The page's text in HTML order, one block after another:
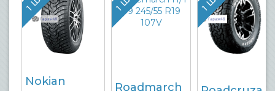
Nokian
Roadmarch